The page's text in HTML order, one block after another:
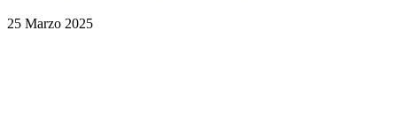
25 Marzo 2025